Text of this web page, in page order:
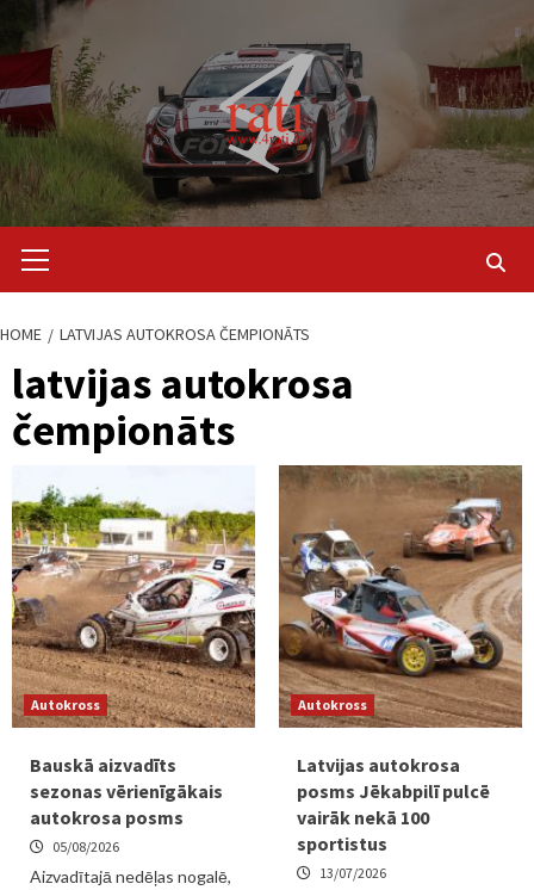
content
Menu
HOME LATVIJAS AUTOKROSA ČEMPIONĀTS
latvijas autokrosa
čempionāts
Autokross
Bauskā aizvadīts
sezonas vērienīgākais
autokrosa posms
05/08/2026
Aizvadītajā nedēļas nogalē,
Autokross
Latvijas autokrosa
posms Jēkabpilī pulcē
vairāk nekā 100
sportistus
13/07/2026